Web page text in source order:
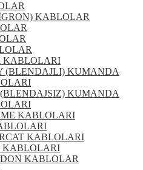
KABLOLAR
KABLOLARI
(BLENDAJLI) KUMANDA
KUMANDA
KABLOLARI
KABLOLARI
KABLOLARI
KABLOLAR